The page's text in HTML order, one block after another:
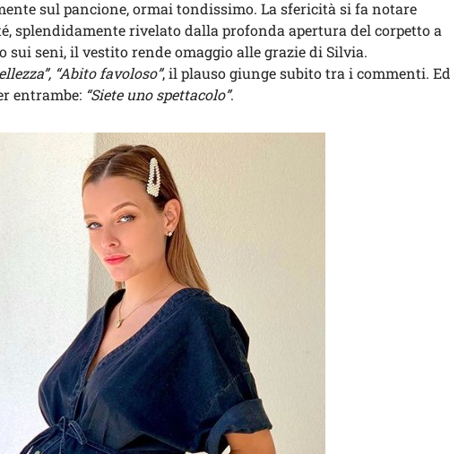
sul pancione, ormai tondissimo. La sfericità si fa notare
splendidamente rivelato dalla profonda apertura del corpetto a
sui seni, il vestito rende omaggio alle grazie di Silvia.
“Abito favoloso”, il plauso giunge subito tra i commenti. Ed
entrambe: “Siete uno spettacolo”.